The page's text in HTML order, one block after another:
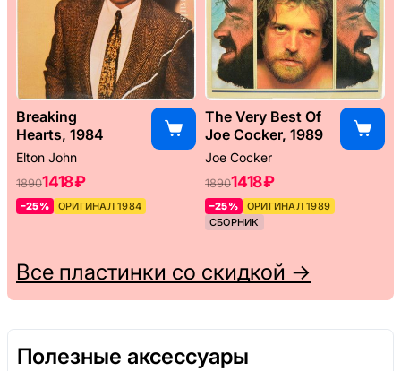
Breaking
Hearts, 1984
Elton John
18901418 ₽
–25% ОРИГИНАЛ 1984
The Very Best Of
Joe Cocker, 1989
Joe Cocker
18901418 ₽
–25%
ОРИГИНАЛ 1989
СБОРНИК
Все пластинки со скидкой →
Полезные аксессуары